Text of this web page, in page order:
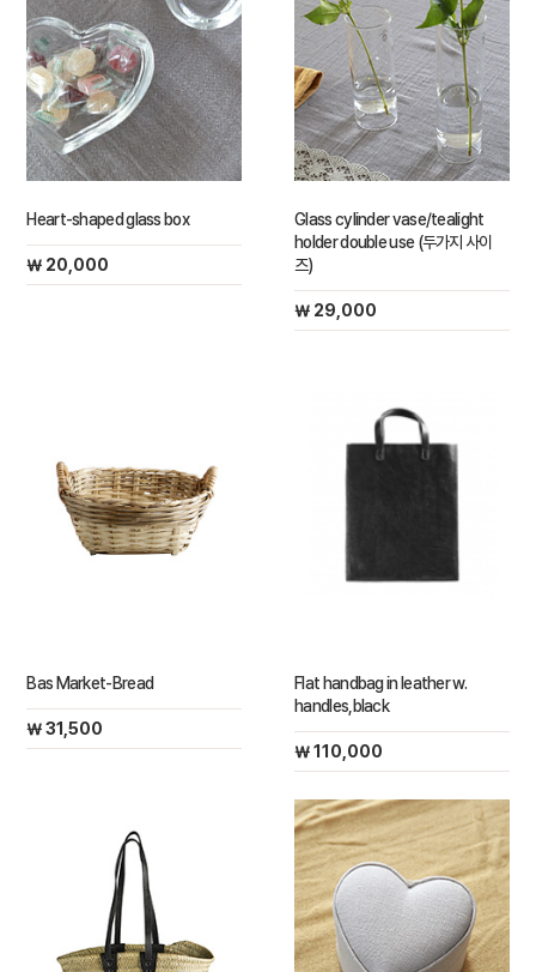
Heart-shaped glass box
￦ 20,000
Glass cylinder vase/tealight
holder double use (두가지 사이
즈)
￦ 29,000
Bas Market-Bread
￦ 31,500
Flat handbag in leather w.
handles,black
￦ 110,000